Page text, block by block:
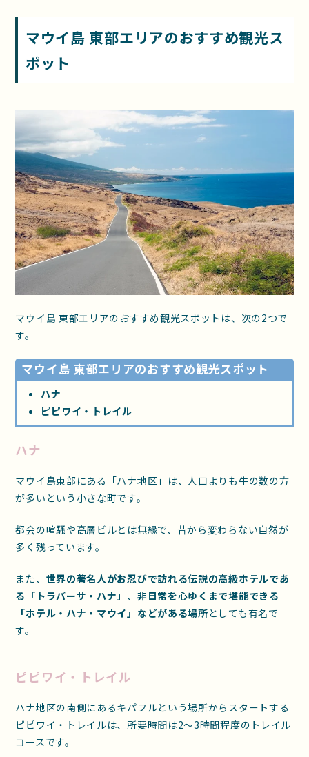
マウイ島 東部エリアのおすすめ観光ス
ポット
マウイ島 東部エリアのおすすめ観光スポットは、次の2つで
す。
マウイ島 東部エリアのおすすめ観光スポット
ハナ
ピピワイ・トレイル
ハナ
マウイ島東部にある「ハナ地区」は、人口よりも牛の数の方
が多いという小さな町です。
都会の喧騒や高層ビルとは無縁で、昔から変わらない自然が
多く残っています。
また、 世界の著名人がお忍びで訪れる伝説の高級ホテルであ
る「トラバーサ・ハナ」 、 非日常を心ゆくまで堪能できる
「ホテル・ハナ・マウイ」などがある場所としても有名で
す。
ピピワイ・トレイル
ハナ地区の南側にあるキパフルという場所からスタートする
ピピワイ・トレイルは、所要時間は2〜3時間程度のトレイル
コースです。